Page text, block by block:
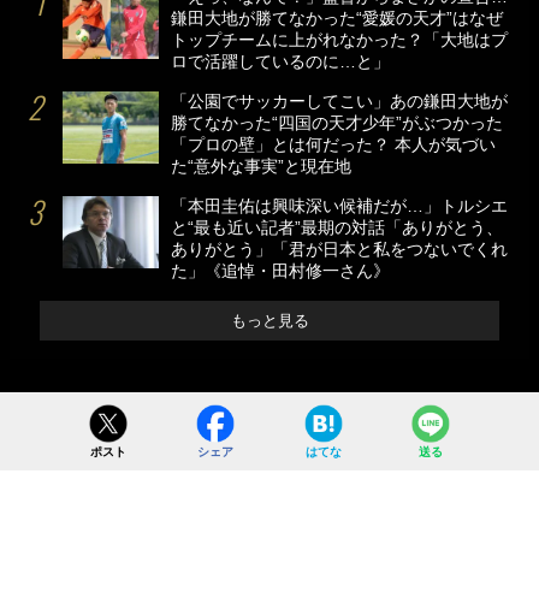
鎌田大地が勝てなかった“愛媛の天才”はなぜ
トップチームに上がれなかった？「大地はプ
ロで活躍しているのに…と」
「公園でサッカーしてこい」あの鎌田大地が
勝てなかった“四国の天才少年”がぶつかった
「プロの壁」とは何だった？ 本人が気づい
た“意外な事実”と現在地
「本田圭佑は興味深い候補だが…」トルシエ
と“最も近い記者”最期の対話「ありがとう、
ありがとう」「君が日本と私をつないでくれ
た」《追悼・田村修一さん》
もっと見る
ポスト シェア はてな 送る